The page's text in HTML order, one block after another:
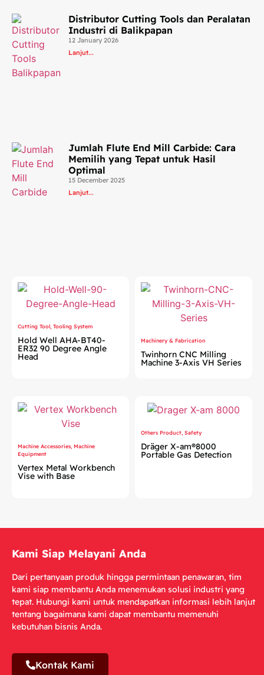
Distributor Cutting Tools dan Peralatan
Industri di Balikpapan
12 January 2026
Lanjut...
Jumlah Flute End Mill Carbide: Cara
Memilih yang Tepat untuk Hasil
Optimal
15 December 2025
Lanjut...
Cutting Tool Tooling System
Hold Well AHA-BT40-
ER32 90 Degree Angle
Head
Machinery & Fabrication
Twinhorn CNC Milling
Machine 3-Axis VH Series
Machine Accessories Machine
Equipment
Vertex Metal Workbench
Vise with Base
Others Product Safety
Dräger X-am®8000
Portable Gas Detection
Kami Siap Melayani Anda
Dari pertanyaan produk hingga permintaan penawaran, tim
kami siap membantu Anda menemukan solusi industri yang
tepat. Hubungi kami untuk mendapatkan informasi lebih lanjut
tentang bagaimana kami dapat membantu memenuhi
kebutuhan bisnis Anda.
Kontak Kami